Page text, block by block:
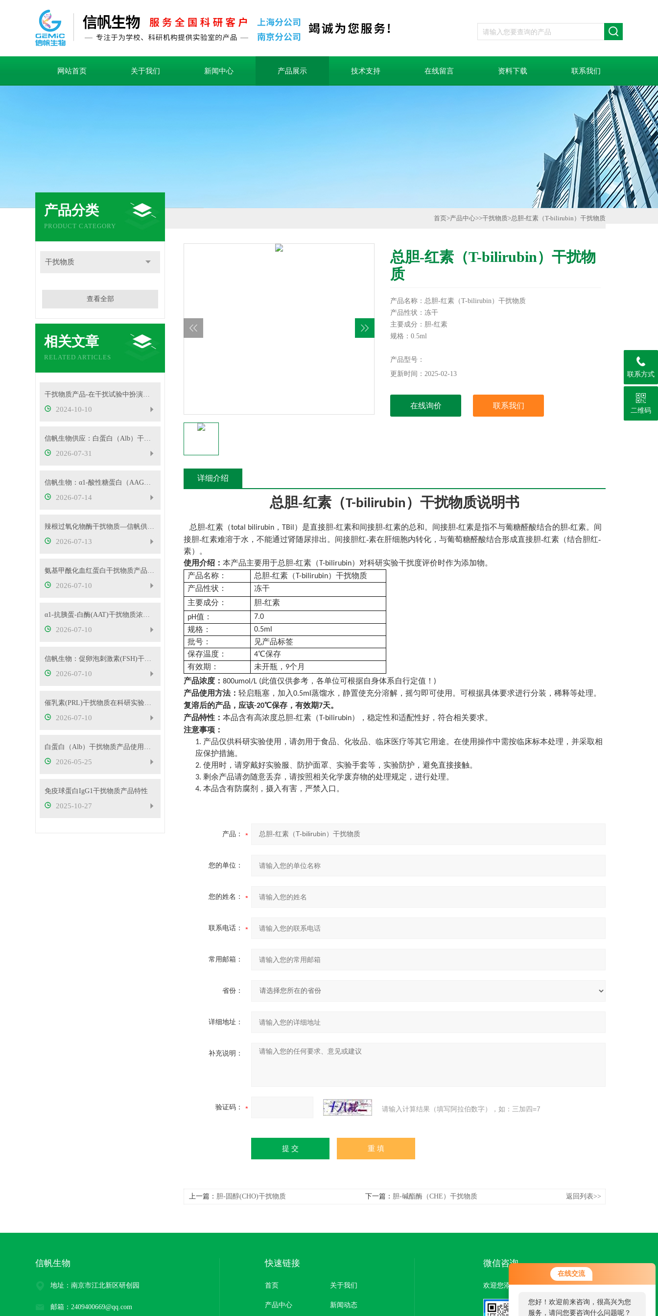
在线交流
您好！欢迎前来咨询，很高兴为您
服务，请问您要咨询什么问题呢？
网站首页 关于我们 新闻中心 产品展示 技术支持 在线留言 资料下载 联系我们
产品分类
PRODUCT CATEGORY
干扰物质
查看全部
相关文章
RELATED ARTICLES
干扰物质产品-在干扰试验中扮演着重要角色
2024-10-10
信帆生物供应：白蛋白（Alb）干扰物质
2026-07-31
信帆生物：α1-酸性糖蛋白（AAG）干扰物质使用说明
2026-07-14
辣根过氧化物酶干扰物质—信帆供应多种浓度
2026-07-13
氨基甲酰化血红蛋白干扰物质产品使用方法
2026-07-10
α1-抗胰蛋-白酶(AAT)干扰物质浓度可根据客户要求定制
2026-07-10
信帆生物：促卵泡刺激素(FSH)干扰物质使用方法
2026-07-10
催乳素(PRL)干扰物质在科研实验中的应用——南京信帆技术有限公司产品概述
2026-07-10
白蛋白（Alb）干扰物质产品使用方法
2026-05-25
免疫球蛋白IgG1干扰物质产品特性
2025-10-27
首页>产品中心>>干扰物质>总胆-红素（T-bilirubin）干扰物质
总胆-红素（T-bilirubin）干扰物
质
产品名称：总胆-红素（T-bilirubin）干扰物质
产品性状：冻干
主要成分：胆-红素
规格：0.5ml
保存温度：4℃保存
有效期：未开瓶，6个月
产品型号：
更新时间：2025-02-13
在线询价 联系我们
详细介绍
总胆-红素（T-bilirubin ）干扰物质说明书
总胆-红素（total bilirubin ， TBil ）是直接胆-红素和间接胆-红素的总和。间接胆-红素是指不与葡糖醛酸结合的胆-红素。间
接胆-红素难溶于水，不能通过肾随尿排出。间接胆红-素在肝细胞内转化，与葡萄糖醛酸结合形成直接胆-红素（结合胆红-
素）。
使用介绍： 本产品主要用于总胆-红素（ T-bilirubin）对科研实验干扰度评价时作为添加物。
产品名称 ： 总胆-红素（ T-bilirubin）干扰物质
产品性状：
冻干
主要成分：
胆-红素
pH值 ： 7.0
规格： 0.5ml
批号：
见产品标签
保存温度：
4℃保存
有效期 ： 未开瓶， 9个月
产品浓度： 800umol/L (此值仅供参考，各单位可根据自身体系自行定值！ )
产品使用方法： 轻启瓶塞，加入0.5ml 蒸馏水 ，静置使充分溶解，摇匀即可使用。可根据具体要求进行分装，稀释等处理。
复溶后的产品，应该-20℃保存，有效期7天。
产品特性： 本品含有高浓度总胆-红素（ T-bilirubin）
，稳定性和适配性好，符合相关要求。
注意事项：
1. 产品仅供科研实验使用，请勿用于食品、化妆品、临床医疗等其它用途。在使用操作中需按临床标本处理，并采取相
应保护措施。
2. 使用时，请穿戴好实验服、防护面罩、实验手套等，实验防护，避免直接接触。
3. 剩余产品请勿随意丢弃，请按照相关化学废弃物的处理规定，进行处理。
4. 本品含有防腐剂，摄入有害，严禁入口。
产品：
您的单位：
您的姓名：
联系电话：
常用邮箱：
省份：
详细地址：
补充说明：
验证码： 请输入计算结果（填写阿拉伯数字），如：三加四=7
上一篇： 胆-固醇(CHO)干扰物质 下一篇： 胆-碱酯酶（CHE）干扰物质 返回列表>>
信帆生物
地址：南京市江北新区研创园
邮箱：2409400669@qq.com
快速链接
首页 关于我们
产品中心 新闻动态
微信咨询
欢迎您添加我们的微信号了解更多信息：
联系方式
二维码